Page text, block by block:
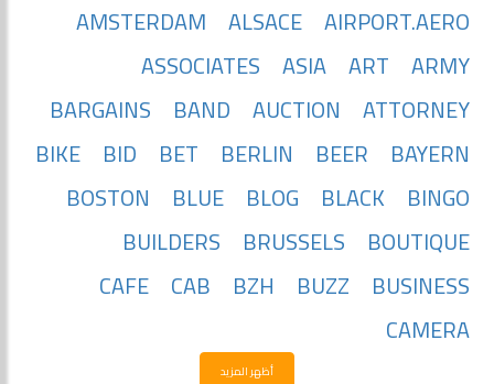
AIRPORT.AERO
ALSACE
AMSTERDAM
ARMY
ART
ASIA
ASSOCIATES
ATTORNEY
AUCTION
BAND
BARGAINS
BAYERN
BEER
BERLIN
BET
BID
BIKE
BINGO
BLACK
BLOG
BLUE
BOSTON
BOUTIQUE
BRUSSELS
BUILDERS
BUSINESS
BUZZ
BZH
CAB
CAFE
CAMERA
أظهر المزيد